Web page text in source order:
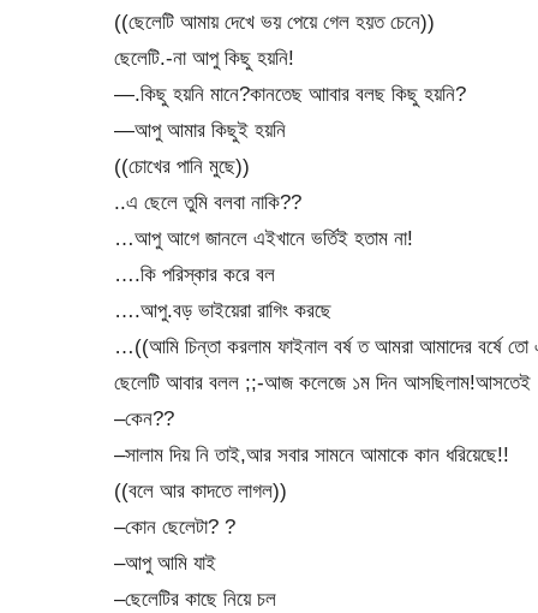
((ছেলেটি আমায় দেখে ভয় পেয়ে গেল হয়ত চেনে))
ছেলেটি.-না আপু কিছু হয়নি!
—.কিছু হয়নি মানে?কানতেছ আাবার বলছ কিছু হয়নি?
—আপু আমার কিছুই হয়নি
((চোখের পানি মুছে))
..এ ছেলে তুমি বলবা নাকি??
…আপু আগে জানলে এইখানে ভর্তিই হতাম না!
….কি পরিস্কার করে বল
….আপু.বড় ভাইয়েরা রাগিং করছে
…((আমি চিন্তা করলাম ফাইনাল বর্ষ ত আমরা আমাদের বর্ষে
ছেলেটি আবার বলল ;;-আজ কলেজে ১ম দিন আসছিলাম!আসতেই
–কেন??
–সালাম দিয় নি তাই,আর সবার সামনে আমাকে কান ধরিয়েছে!!
((বলে আর কাদতে লাগল))
–কোন ছেলেটা? ?
–আপু আমি যাই
–ছেলেটির কাছে নিয়ে চল